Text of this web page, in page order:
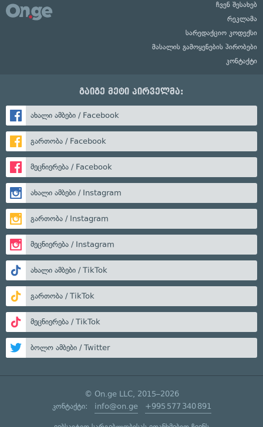
ჩვენ შესახებ
რეკლამა
სარედაქციო კოდექსი
მასალის გამოყენების პირობები
კონტაქტი
გაიგე მეტი პირველმა:
ახალი ამბები / Facebook
გართობა / Facebook
მეცნიერება / Facebook
ახალი ამბები / Instagram
გართობა / Instagram
მეცნიერება / Instagram
ახალი ამბები / TikTok
გართობა / TikTok
მეცნიერება / TikTok
ბოლო ამბები / Twitter
© On.ge LLC, 2015–2026
კონტაქტი: info@on.ge +995 577 340 891